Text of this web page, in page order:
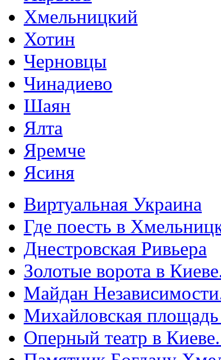
Хмельницкий
Хотин
Черновцы
Чинадиево
Шаян
Ялта
Яремче
Ясиня
Виртуальная Украина
Где поесть в
Днестровская Ривьера
Золотые ворота в
Майдан
Михайловская
Оперный театр в